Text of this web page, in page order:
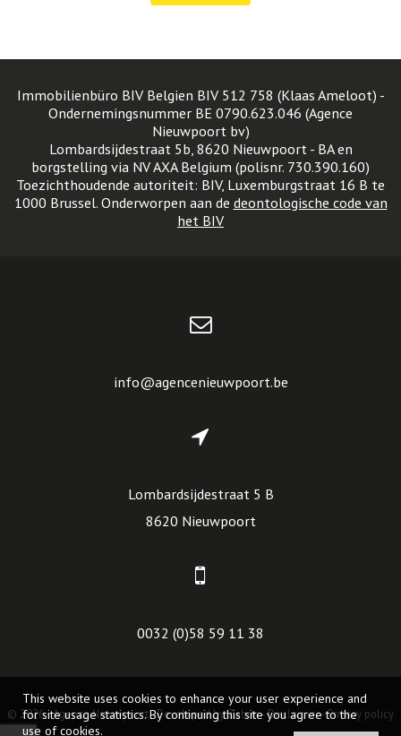
Immobilienbüro BIV Belgien BIV 512 758 (Klaas Ameloot) -
Ondernemingsnummer BE 0790.623.046 (Agence
Nieuwpoort bv)
Lombardsijdestraat 5b, 8620 Nieuwpoort - BA en
borgstelling via NV AXA Belgium (polisnr. 730.390.160)
Toezichthoudende autoriteit: BIV, Luxemburgstraat 16 B te
1000 Brussel. Onderworpen aan de deontologische code van
het BIV
info@agencenieuwpoort.be
Lombardsijdestraat 5 B
8620 Nieuwpoort
0032 (0)58 59 11 38
© 2026 - Agence Nieuwpoort -Developed by Zabun-Disclaimer-Privacy policy
This website uses cookies to enhance your user experience and
for site usage statistics. By continuing this site you agree to the
use of cookies.